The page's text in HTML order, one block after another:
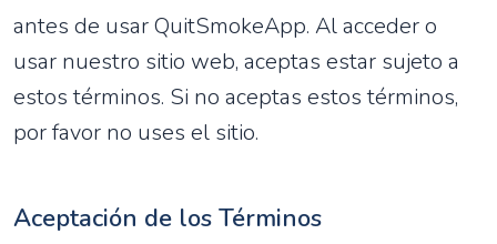
antes de usar QuitSmokeApp. Al acceder o
usar nuestro sitio web, aceptas estar sujeto a
estos términos. Si no aceptas estos términos,
por favor no uses el sitio.
Aceptación de los Términos